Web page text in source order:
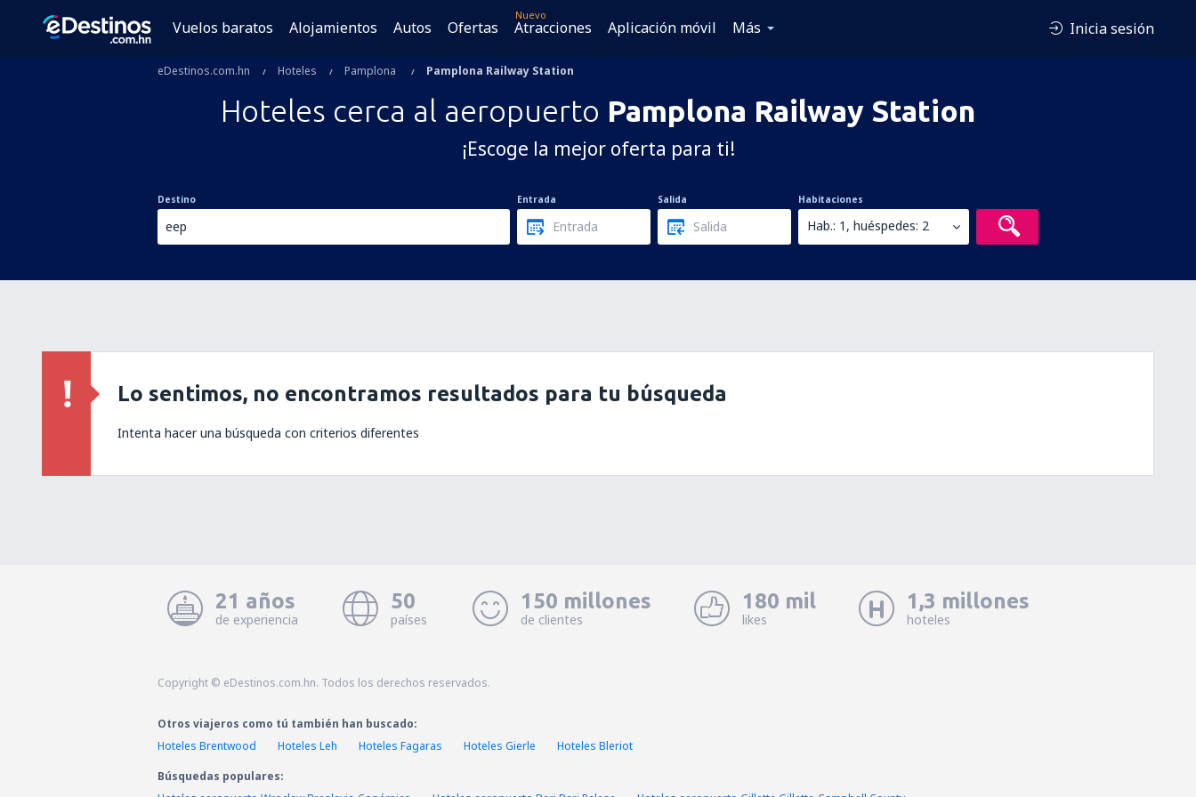
Vuelos baratos Alojamientos Autos Ofertas
Nuevo
Atracciones Aplicación móvil Más Inicia sesión
eDestinos.com.hn Hoteles Pamplona Pamplona Railway Station
Hoteles cerca al aeropuerto Pamplona Railway Station
¡Escoge la mejor oferta para ti!
Destino Entrada Salida Habitaciones
Hab.: 1, huéspedes: 2
Lo sentimos, no encontramos resultados para tu búsqueda
Intenta hacer una búsqueda con criterios diferentes
21 años
de experiencia
50
países
150 millones
de clientes
180 mil
likes
1,3 millones
hoteles
Copyright © eDestinos.com.hn. Todos los derechos reservados.
Otros viajeros como tú también han buscado:
Hoteles Brentwood
Hoteles Leh Hoteles Fagaras Hoteles Gierle
Hoteles Bleriot
Búsquedas populares: